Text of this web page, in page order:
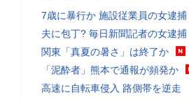
7歳に暴行か 施設従業員の女逮捕
夫に包丁? 毎日新聞記者の女逮捕
関東「真夏の暑さ」は終了か
「泥酔者」熊本で通報が頻発か
高速に自転車侵入 路側帯を逆走